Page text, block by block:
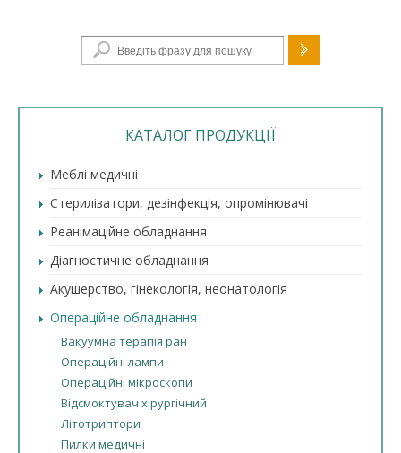
Пошукова форма
КАТАЛОГ ПРОДУКЦІЇ
Меблі медичні
Стерилізатори, дезінфекція, опромінювачі
Реанімаційне обладнання
Діагностичне обладнання
Акушерство, гінекологія, неонатологія
Операційне обладнання
Вакуумна терапія ран
Операційні лампи
Операційні мікроскопи
Відсмоктувач хірургічний
Літотриптори
Пилки медичні